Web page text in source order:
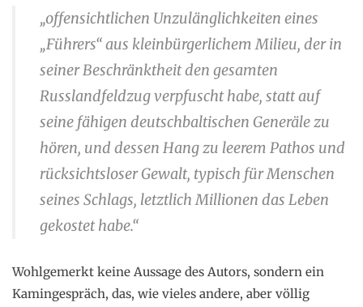
„offensichtlichen Unzulänglichkeiten eines
„Führers“ aus kleinbürgerlichem Milieu, der in
seiner Beschränktheit den gesamten
Russlandfeldzug verpfuscht habe, statt auf
seine fähigen deutschbaltischen Generäle zu
hören, und dessen Hang zu leerem Pathos und
rücksichtsloser Gewalt, typisch für Menschen
seines Schlags, letztlich Millionen das Leben
gekostet habe.“
Wohlgemerkt keine Aussage des Autors, sondern ein
Kamingespräch, das, wie vieles andere, aber völlig